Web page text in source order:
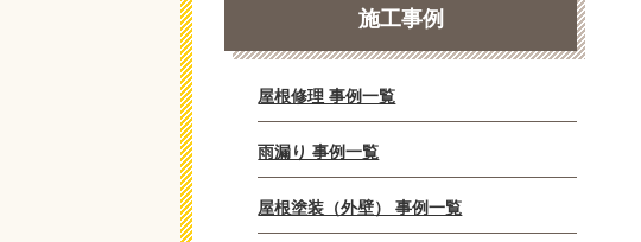
施工事例
屋根修理 事例一覧
雨漏り 事例一覧
屋根塗装（外壁） 事例一覧